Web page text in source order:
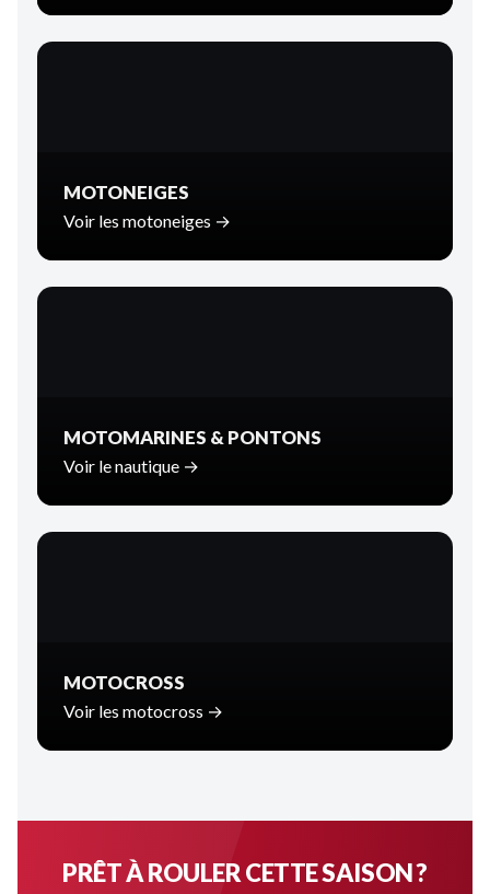
MOTONEIGES
Voir les motoneiges →
MOTOMARINES & PONTONS
Voir le nautique →
MOTOCROSS
Voir les motocross →
PRÊT À ROULER CETTE SAISON ?